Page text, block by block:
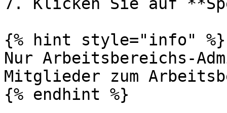
{% hint style="info" %}
Nur Arbeitsbereichs-
Mitglieder zum
{% endhint %}